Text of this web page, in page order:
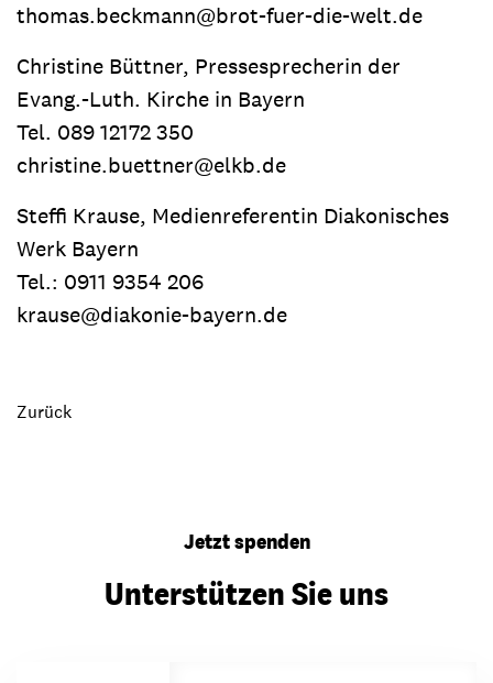
thomas.beckmann@brot-fuer-die-welt.de
Christine Büttner, Pressesprecherin der
Evang.-Luth. Kirche in Bayern
Tel. 089 12172 350
christine.buettner@elkb.de
Steffi Krause, Medienreferentin Diakonisches
Werk Bayern
Tel.: 0911 9354 206
krause@diakonie-bayern.de
Zurück
Jetzt spenden
Unterstützen Sie uns